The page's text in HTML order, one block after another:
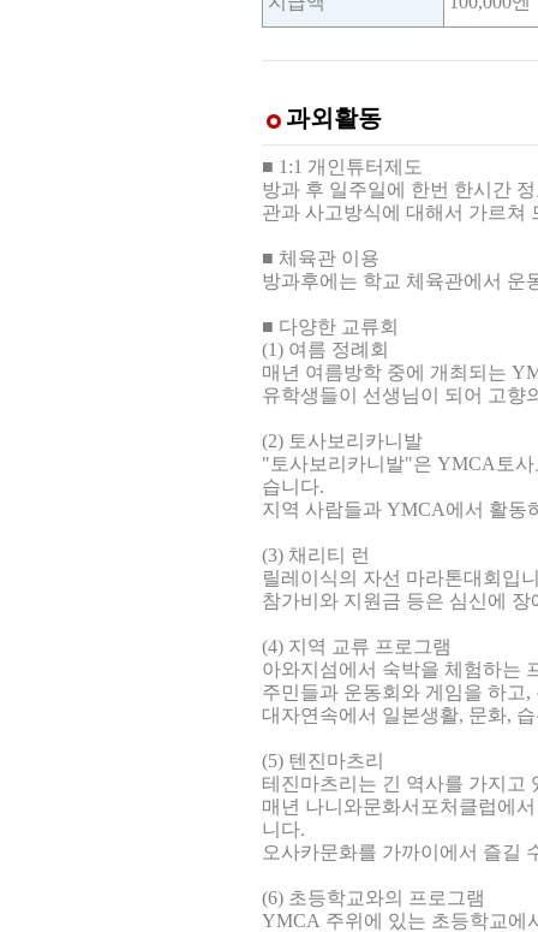
과외활동
■ 1:1 개인튜터제도
방과 후 일주일에 한번 한시간
관과 사고방식에 대해서 가르쳐
■ 체육관 이용
방과후에는 학교 체육관에서 운
■ 다양한 교류회
(1) 여름 정례회
매년 여름방학 중에 개최되는
유학생들이 선생님이 되어 고향
(2) 토사보리카니발
"토사보리카니발"은 YMCA토
습니다.
지역 사람들과 YMCA에서 활동
(3) 채리티 런
릴레이식의 자선 마라톤대회입
참가비와 지원금 등은 심신에
(4) 지역 교류 프로그램
아와지섬에서 숙박을 체험하는
주민들과 운동회와 게임을 하고
대자연속에서 일본생활, 문화,
(5) 텐진마츠리
테진마츠리는 긴 역사를 가지고
매년 나니와문화서포처클럽에
니다.
오사카문화를 가까이에서 즐길
(6) 초등학교와의 프로그램
YMCA 주위에 있는 초등학교에